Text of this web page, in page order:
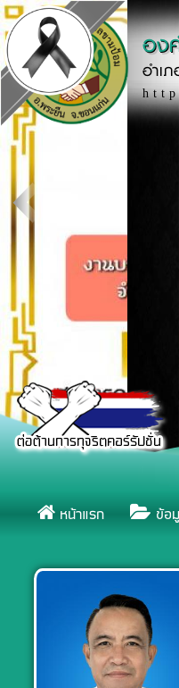
อง
อำเ
จมน้ำ เนื่องในวันป้องกันกา
หน้าแรก ข้อ